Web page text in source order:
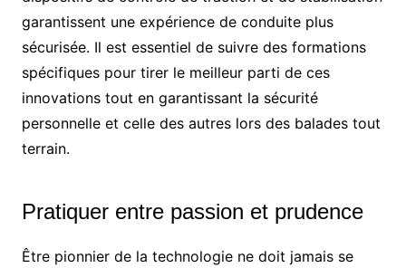
garantissent une expérience de conduite plus
sécurisée. Il est essentiel de suivre des formations
spécifiques pour tirer le meilleur parti de ces
innovations tout en garantissant la sécurité
personnelle et celle des autres lors des balades tout
terrain.
Pratiquer entre passion et prudence
Être pionnier de la technologie ne doit jamais se